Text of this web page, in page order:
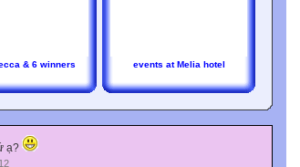
& 6 winners events at Melia hotel
ạ?